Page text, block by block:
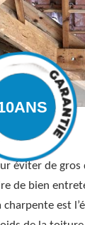
éviter de gros
de bien
est